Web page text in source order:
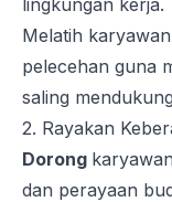
Melatih
pelecehan guna
saling
2. Rayakan
Dorong
dan perayaan